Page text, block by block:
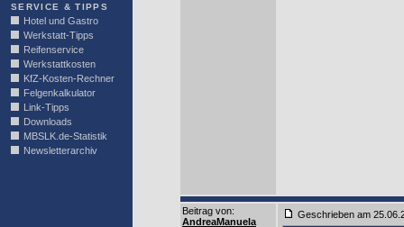
SERVICE & TIPPS
Hotel und Gastro
Werkstatt-Tipps
Reifenservice
Werkstattkosten
KfZ-Kosten-Rechner
Felgenkalkulator
Link-Tipps
Downloads
MBSLK.de-Statistik
Newsletterarchiv
Beitrag von:
AndreaManuela
Geschrieben am